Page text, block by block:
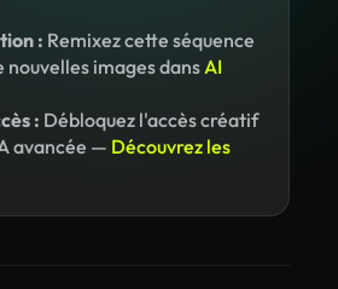
: Remixez cette séquence
nouvelles images dansAI
: Débloquez l'accès créatif
avancée — Découvrez les